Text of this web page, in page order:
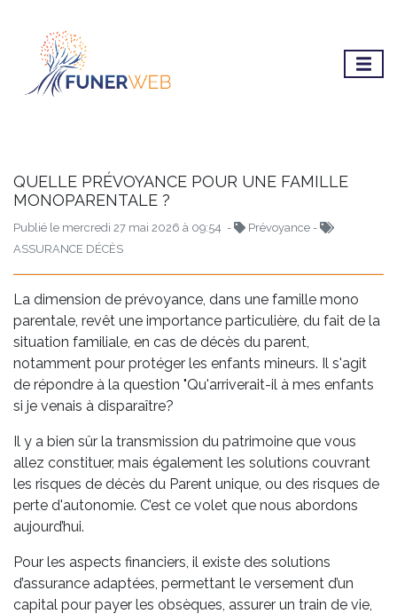
QUELLE PRÉVOYANCE POUR UNE FAMILLE
MONOPARENTALE ?
Publié le mercredi 27 mai 2026 à 09:54 -
Prévoyance -
ASSURANCE DÉCÈS
La dimension de prévoyance, dans une famille mono
parentale, revêt une importance particulière, du fait de la
situation familiale, en cas de décès du parent,
notamment pour protéger les enfants mineurs. Il s'agit
de répondre à la question "Qu'arriverait-il à mes enfants
si je venais à disparaître?
Il y a bien sûr la transmission du patrimoine que vous
allez constituer, mais également les solutions couvrant
les risques de décès du Parent unique, ou des risques de
perte d'autonomie. C’est ce volet que nous abordons
aujourd’hui.
Pour les aspects financiers, il existe des solutions
d’assurance adaptées, permettant le versement d’un
capital pour payer les obsèques, assurer un train de vie,